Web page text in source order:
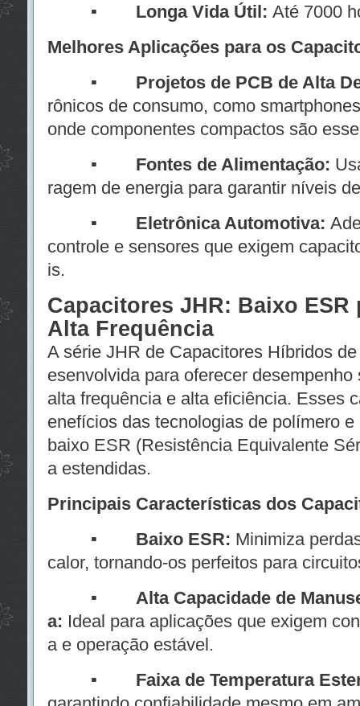
▪ Longa Vida Útil: Até 7000
Melhores Aplicações para os
▪ Projetos de PCB de Alta
rônicos de consumo, como
onde componentes compactos são
▪ Fontes de Alimentação:
ragem de energia para garantir níveis
▪ Eletrônica Automotiva:
controle e sensores que exigem
is.
Capacitores JHR: Baixo
Alta Frequência
A série JHR de Capacitores Híbridos
esenvolvida para oferecer
alta frequência e alta eficiência. Esses
enefícios das tecnologias de polímero
baixo ESR (Resistência Equivalente
a estendidas.
Principais Características dos
▪ Baixo ESR: Minimiza
calor, tornando-os perfeitos para
▪ Alta Capacidade de
a: Ideal para aplicações que exigem
a e operação estável.
▪ Faixa de Temperatura